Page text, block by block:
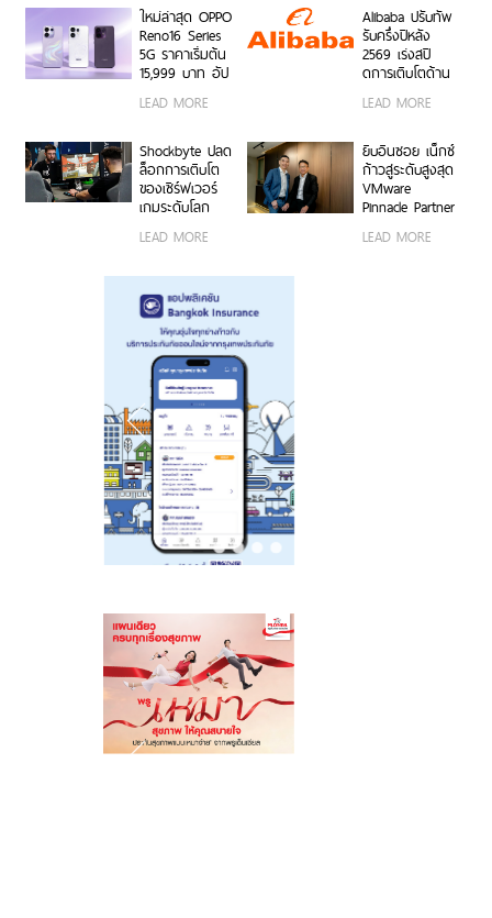
0.6x ถ่ายคนสวย
สีผิวเป็น
ธรรมชาติทั้งภาพ
นิ่งและวิดีโอ ใน
ราคาเริ่มต้นเพียง
15,999 บาท
สมนาคุณสุดคุ้ม
ค่า!
งานได้ทั้งบนสมา
ร์ตโฟน OPPO
และระบบ iOS ใน
ราคา 2,999 บาท
ใหม่ล่าสุด OPPO
Reno16 Series
5G ราคาเริ่มต้น
15,999 บาท อัป
กว้างพิเศษ
สวยทั้งภาพและ
วิดีโอ พร้อม
ดีไซน์ดวงดาว 3
มิติ ครั้งแรกใน
LEAD MORE
Alibaba ปรับทัพ
รับครึ่งปีหลัง
2569 เร่งสปี
ดการเติบโตด้าน
ขององค์กร
และการขยาย
โครงสร้างพื้นฐาน
ทั่วโลก
LEAD MORE
Shockbyte ปลด
ล็อกการเติบโต
ของเซิร์ฟเวอร์
เกมระดับโลก
เซิร์ฟเวอร์
AMD
LEAD MORE
ยิบอินซอย เน็กซ์
ก้าวสู่ระดับสูงสุด
VMware
Pinnacle Partner
VMware by
LEAD MORE